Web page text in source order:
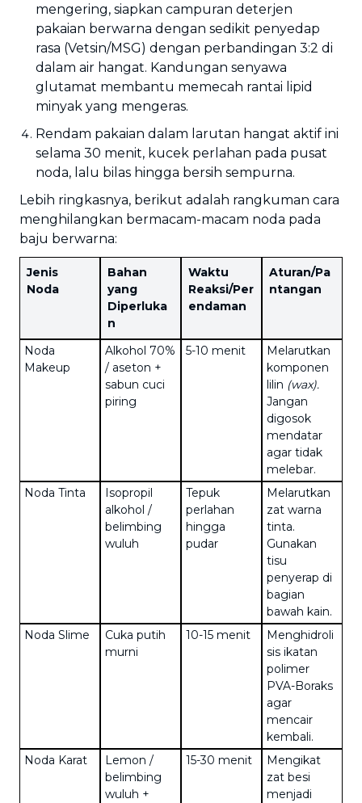
mengering, siapkan campuran deterjen
pakaian berwarna dengan sedikit penyedap
rasa (Vetsin/MSG) dengan perbandingan 3:2 di
dalam air hangat. Kandungan senyawa
glutamat membantu memecah rantai lipid
minyak yang mengeras.
Rendam pakaian dalam larutan hangat aktif ini
selama 30 menit, kucek perlahan pada pusat
noda, lalu bilas hingga bersih sempurna.
Lebih ringkasnya, berikut adalah rangkuman cara
menghilangkan bermacam-macam noda pada
baju berwarna:
Jenis
Noda
Bahan
yang
Diperluka
n
Waktu
Reaksi/Per
endaman
Aturan/Pa
ntangan
Noda
Makeup
Alkohol 70%
/ aseton +
sabun cuci
piring
5-10 menit
Melarutkan
komponen
lilin (wax).
Jangan
digosok
mendatar
agar tidak
melebar.
Noda Tinta
Isopropil
alkohol /
belimbing
wuluh
Tepuk
perlahan
hingga
pudar
Melarutkan
zat warna
tinta.
Gunakan
tisu
penyerap di
bagian
bawah kain.
Noda Slime
Cuka putih
murni
10-15 menit
Menghidroli
sis ikatan
polimer
PVA-Boraks
agar
mencair
kembali.
Noda Karat
Lemon /
belimbing
wuluh +
15-30 menit
Mengikat
zat besi
menjadi